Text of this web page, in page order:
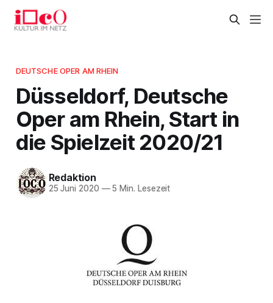
DEUTSCHE OPER AM RHEIN
Düsseldorf, Deutsche
Oper am Rhein, Start in
die Spielzeit 2020/21
Redaktion
25 Juni 2020 —5 Min. Lesezeit